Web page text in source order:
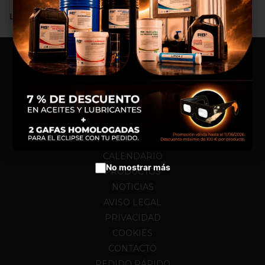
LA BÚSQUEDA NO DA NINGÚN RESULTADO.
HOME
NOSOTROS
CALENDARIO
PRODUCTOS
NOTICIAS
AVISO LEGAL
PRIVACIDAD
COOKIES
CONTACTO
experiencia de compra, realizar
un análisis estadístico que nos
sirve para mejorar el servicio y
poder ofrecerte los mejores
productos en anuncios
publicitarios.
Aceptar cookies
No mostrar más